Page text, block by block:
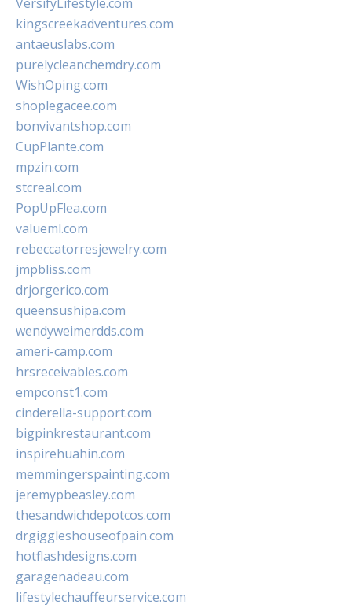
kingscreekadventures.com
antaeuslabs.com
purelycleanchemdry.com
WishOping.com
shoplegacee.com
bonvivantshop.com
CupPlante.com
mpzin.com
stcreal.com
PopUpFlea.com
valueml.com
rebeccatorresjewelry.com
jmpbliss.com
drjorgerico.com
queensushipa.com
wendyweimerdds.com
ameri-camp.com
hrsreceivables.com
empconst1.com
cinderella-support.com
bigpinkrestaurant.com
inspirehuahin.com
memmingerspainting.com
jeremypbeasley.com
thesandwichdepotcos.com
drgiggleshouseofpain.com
hotflashdesigns.com
garagenadeau.com
lifestylechauffeurservice.com